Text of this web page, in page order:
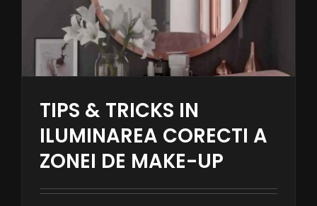
TIPS & TRICKS IN
ILUMINAREA CORECTI A
ZONEI DE MAKE-UP